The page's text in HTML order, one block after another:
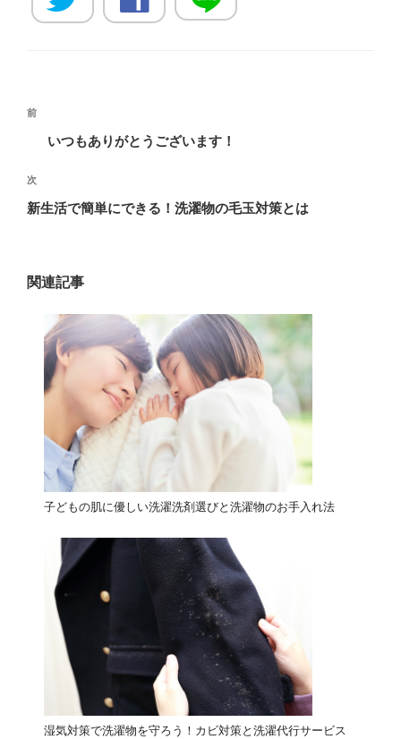
投
ビ
ゲ
ョ
過
投
稿
前
いつもありがとうございます！
次
の
次
新生活で簡単にできる！洗濯物の毛玉対策とは
関連記事
子どもの肌に優しい洗濯洗剤選びと洗濯物のお手入れ法
湿気対策で洗濯物を守ろう！カビ対策と洗濯代行サービス